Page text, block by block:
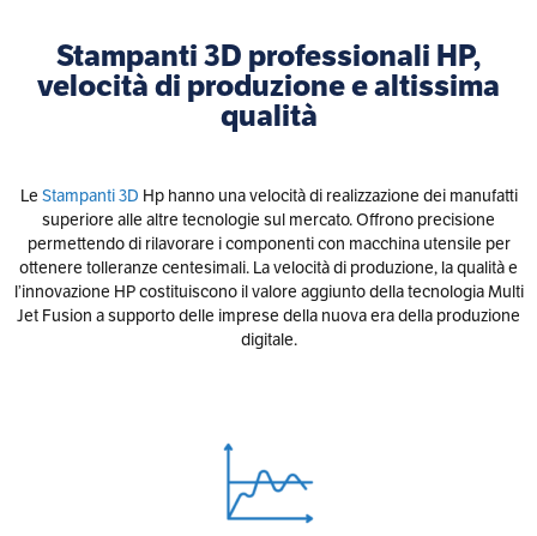
Stampanti 3D professionali HP,
velocità di produzione e altissima
qualità
Le Stampanti 3D Hp hanno una velocità di realizzazione dei manufatti
superiore alle altre tecnologie sul mercato. Offrono precisione
permettendo di rilavorare i componenti con macchina utensile per
ottenere tolleranze centesimali. La velocità di produzione, la qualità e
l’innovazione HP costituiscono il valore aggiunto della tecnologia Multi
Jet Fusion a supporto delle imprese della nuova era della produzione
digitale.